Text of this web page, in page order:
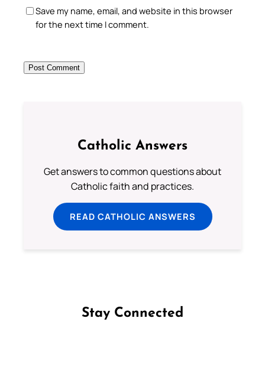
Save my name, email, and website in this browser
for the next time I comment.
Catholic Answers
Get answers to common questions about
Catholic faith and practices.
READ CATHOLIC ANSWERS
Stay Connected